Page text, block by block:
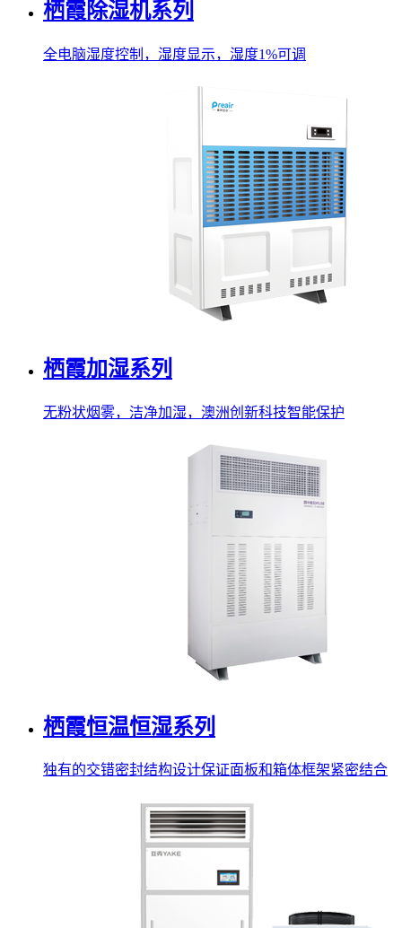
栖霞除湿机系列
全电脑湿度控制，湿度显示，湿度1%可调
栖霞加湿系列
无粉状烟雾，洁净加湿，澳洲创新科技智能保护
栖霞恒温恒湿系列
独有的交错密封结构设计保证面板和箱体框架紧密结合